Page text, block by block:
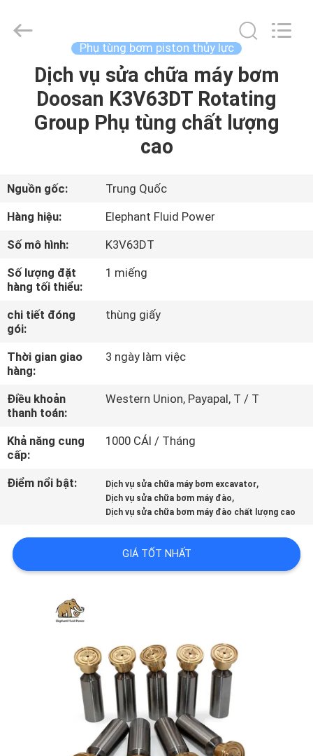
TRANG
CHỦ
PHẨM
VỀ
TÔI
THAM
QUAN
NHÀ
MÁY
KIỂM
SOÁT
CHẤT
LIÊN
CHÚNG
Elephant
Phụ tùng bơm piston thủy lực
Dịch vụ sửa chữa máy bơm
Doosan K3V63DT Rotating
Group Phụ tùng chất lượng
cao
Nguồn gốc:
Trung Quốc
Hàng hiệu:
Elephant Fluid Power
Số mô hình:
K3V63DT
Số lượng đặt
hàng tối thiểu:
1 miếng
chi tiết đóng
gói:
thùng giấy
Thời gian giao
hàng:
3 ngày làm việc
Điều khoản
thanh toán:
Western Union, Payapal, T / T
Khả năng cung
cấp:
1000 CÁI / Tháng
Điểm nổi bật: Dịch vụ sửa chữa máy bơm excavator,
Dịch vụ sửa chữa bơm máy đào,
Dịch vụ sửa chữa bơm máy đào chất lượng cao
GIÁ TỐT NHẤT